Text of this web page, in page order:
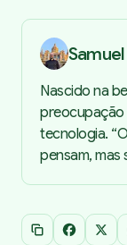
Nascido na
preocupação
tecnologia.
pensam, mas
Copiar link
X